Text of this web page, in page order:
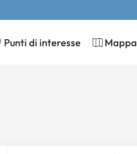
Punti di interesse Mappa